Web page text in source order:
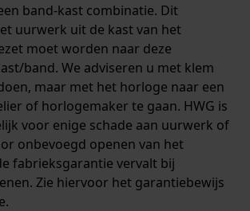
band-kast combinatie. Dit
uurwerk uit de kast van het
moet worden naar deze
band. We adviseren u met klem
maar met het horloge naar een
of horlogemaker te gaan. HWG is
voor enige schade aan uurwerk of
onbevoegd openen van het
fabrieksgarantie vervalt bij
Zie hiervoor het garantiebewijs